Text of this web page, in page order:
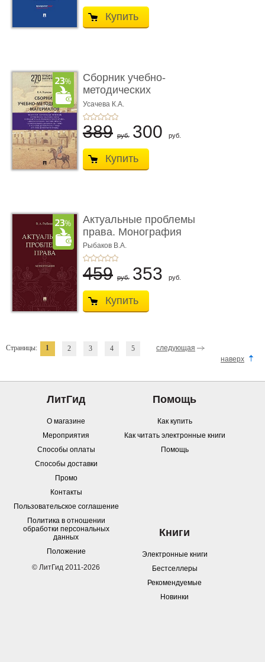
Купить
Сборник учебно-
методических
материалов по кур ...
Усачева К.А.
389 руб. 300 руб.
Купить
Актуальные проблемы
права. Монография
Рыбаков В.А.
459 руб. 353 руб.
Купить
Страницы: 1 2 3 4 5
следующая
наверх
ЛитГид
О магазине
Мероприятия
Способы оплаты
Способы доставки
Промо
Контакты
Пользовательское соглашение
Политика в отношении
обработки персональных
данных
Положение
© ЛитГид 2011-2026
Помощь
Как купить
Как читать электронные книги
Помощь
Книги
Электронные книги
Бестселлеры
Рекомендуемые
Новинки